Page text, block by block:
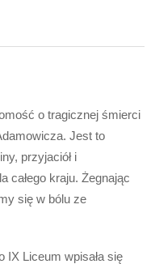
o tragicznej śmierci
Jest to
przyjaciół i
całego kraju. Żegnając
się w bólu ze
IX Liceum wpisała się